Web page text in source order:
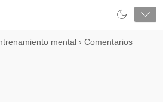
mental › Comentarios